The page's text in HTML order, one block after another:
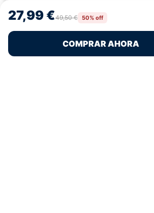
retirar el consentimiento, puede afectar
características y funciones.
Rechazar
Política de CookiesPolítica de Privacidad
27,99 €49,50 € 50% off
COMPRAR AHORA